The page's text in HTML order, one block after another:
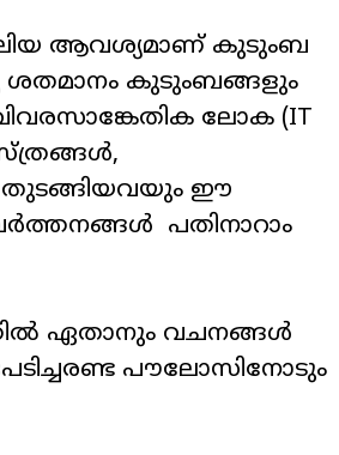
വലിയ ആവശ്യമാണ് കുടുംബ
ശതമാനം കുടുംബങ്ങളും
ലോക (IT
തുടങ്ങിയവയും ഈ
പതിനാറാം
ഏതാനും വചനങ്ങൾ
പൗലോസിനോടും